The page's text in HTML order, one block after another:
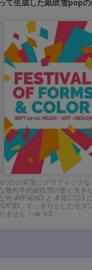
て生成した紙吹雪popの
の白の背景にグラフィック
幾何学的紙吹雪の形と大き
色 #FF4D6D と #3EC1D3
、すっきりとしたモダ
ません --ar 4:3